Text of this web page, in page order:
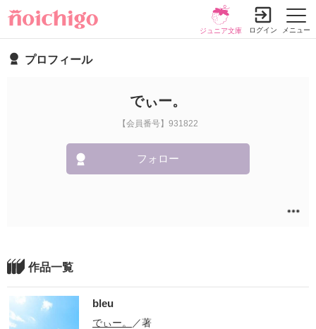
メニュー
ジュニア文庫 ログイン
プロフィール
でぃー。
【会員番号】931822
フォロー
作品一覧
bleu
でぃー。 ／著